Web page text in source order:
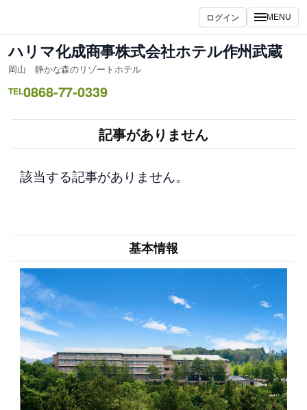
ス
キ
ッ
ログイン MENU
ハリマ化成商事株式会社ホテル作州武蔵
岡山 静かな森のリゾートホテル
TEL0868-77-0339
記事がありません
該当する記事がありません。
基本情報